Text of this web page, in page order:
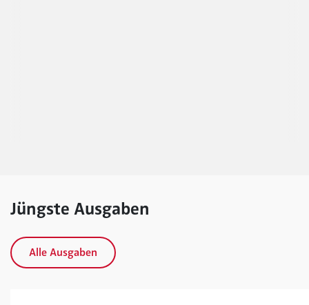
Jüngste Ausgaben
Alle Ausgaben